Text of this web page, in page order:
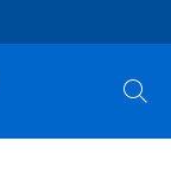
Cerca